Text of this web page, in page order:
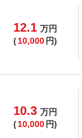
12.1 万円
( 10,000 円)
10.3 万円
( 10,000 円)